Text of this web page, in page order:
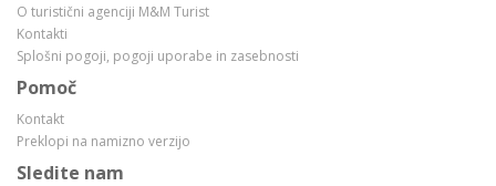
O turistični agenciji M&M Turist
Kontakti
Splošni pogoji, pogoji uporabe in zasebnosti
Pomoč
Kontakt
Preklopi na namizno verzijo
Sledite nam